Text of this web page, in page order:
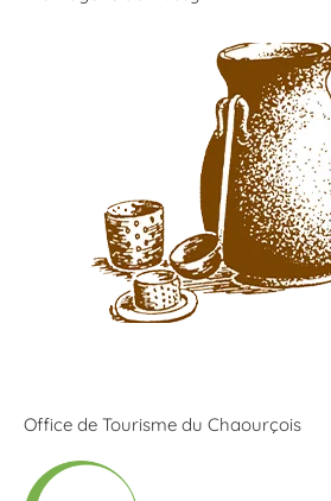
Office de Tourisme du Chaourçois